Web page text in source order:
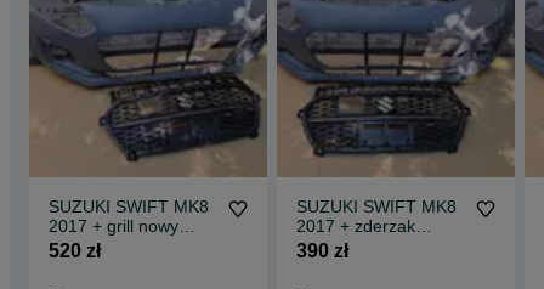
SUZUKI SWIFT MK8
2017 + grill nowy
oryginał + logo
520 zł
SUZUKI SWIFT MK8
2017 + zderzak
przedni
390 zł